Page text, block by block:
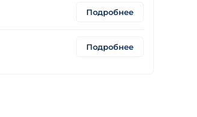
Подробнее
Подробнее